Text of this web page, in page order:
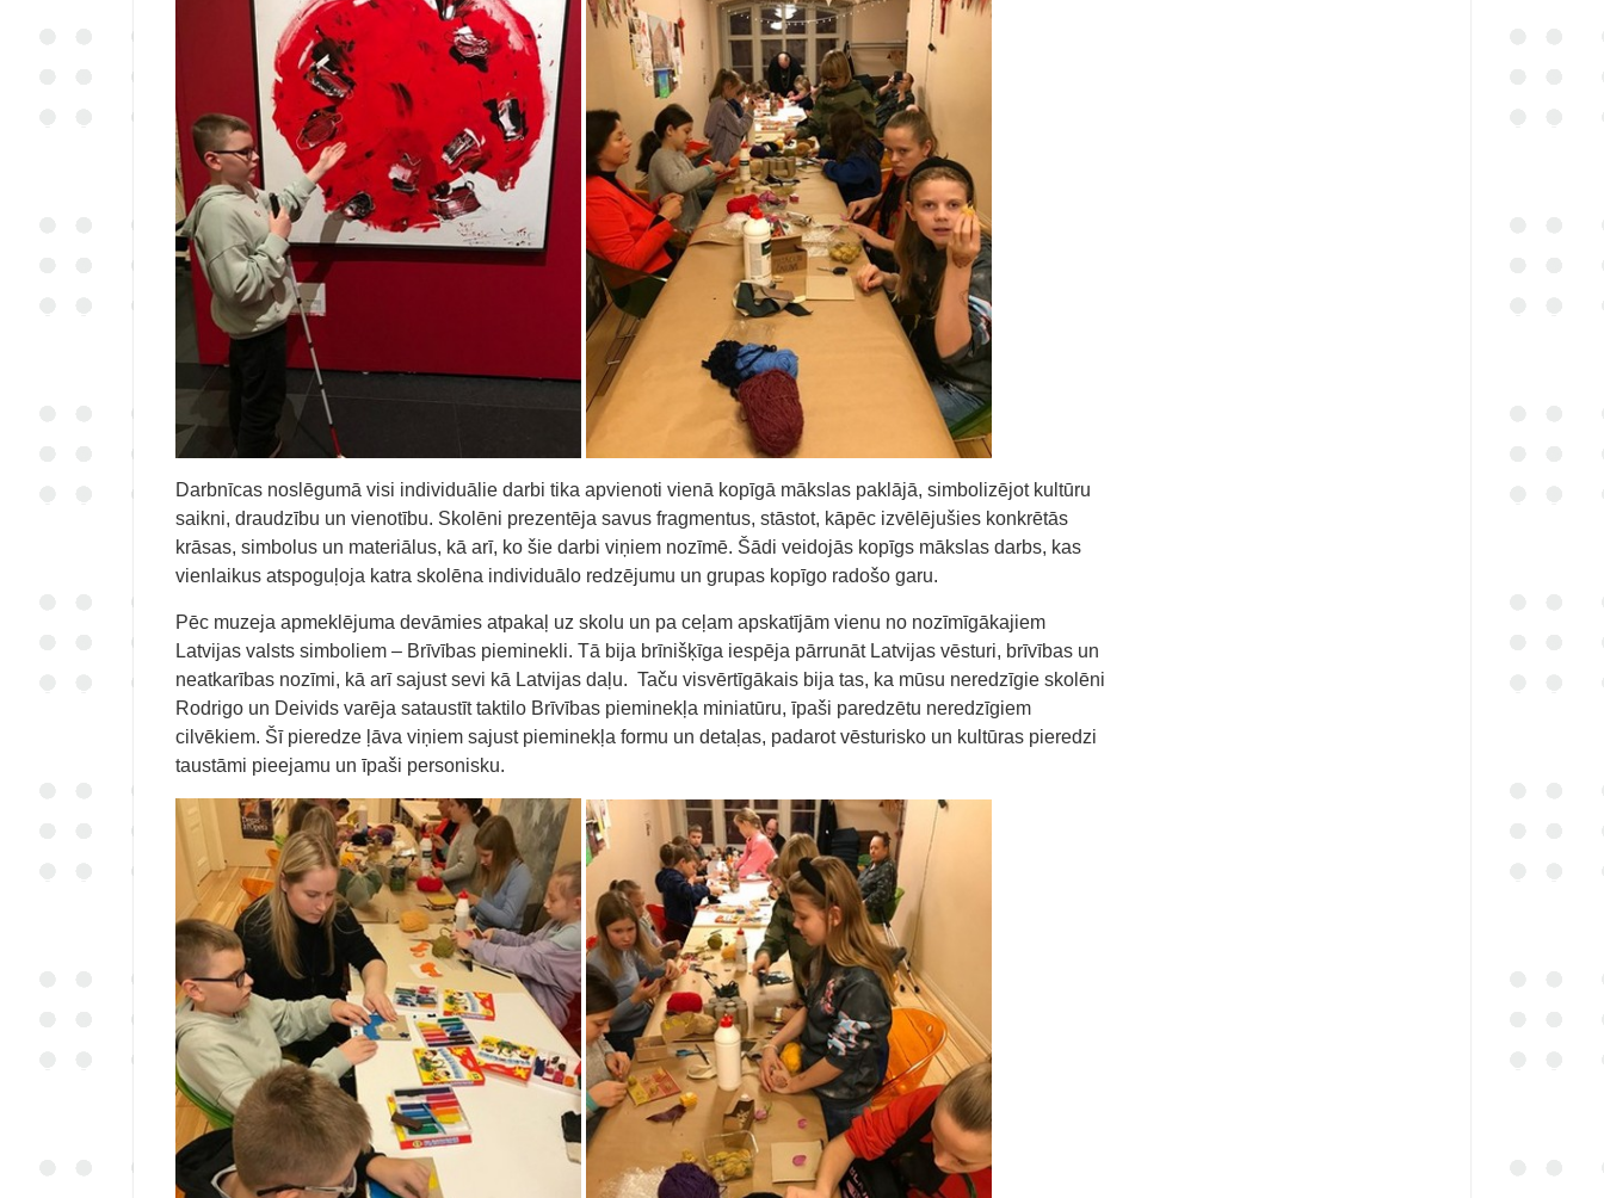
Darbnīcas noslēgumā visi individuālie darbi tika apvienoti vienā kopīgā mākslas paklājā, simbolizējot kultūru
saikni, draudzību un vienotību. Skolēni prezentēja savus fragmentus, stāstot, kāpēc izvēlējušies konkrētās
krāsas, simbolus un materiālus, kā arī, ko šie darbi viņiem nozīmē. Šādi veidojās kopīgs mākslas darbs, kas
vienlaikus atspoguļoja katra skolēna individuālo redzējumu un grupas kopīgo radošo garu.
Pēc muzeja apmeklējuma devāmies atpakaļ uz skolu un pa ceļam apskatījām vienu no nozīmīgākajiem
Latvijas valsts simboliem – Brīvības pieminekli. Tā bija brīnišķīga iespēja pārrunāt Latvijas vēsturi, brīvības un
neatkarības nozīmi, kā arī sajust sevi kā Latvijas daļu. Taču visvērtīgākais bija tas, ka mūsu neredzīgie skolēni
Rodrigo un Deivids varēja sataustīt taktilo Brīvības pieminekļa miniatūru, īpaši paredzētu neredzīgiem
cilvēkiem. Šī pieredze ļāva viņiem sajust pieminekļa formu un detaļas, padarot vēsturisko un kultūras pieredzi
taustāmi pieejamu un īpaši personisku.